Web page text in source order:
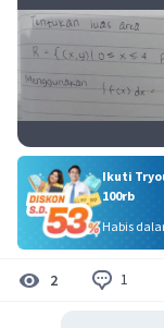
Ikuti
100rb
Habis
2 1